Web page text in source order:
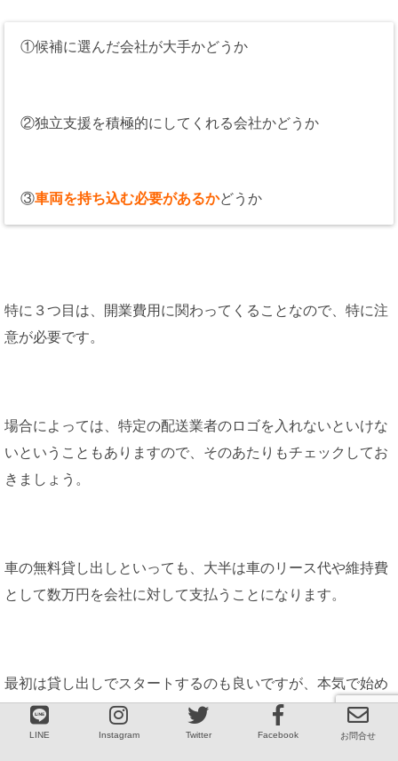
①候補に選んだ会社が大手かどうか
②独立支援を積極的にしてくれる会社かどうか
③車両を持ち込む必要があるかどうか
特に３つ目は、開業費用に関わってくることなので、特に注
意が必要です。
場合によっては、特定の配送業者のロゴを入れないといけな
いということもありますので、そのあたりもチェックしてお
きましょう。
車の無料貸し出しといっても、大半は車のリース代や維持費
として数万円を会社に対して支払うことになります。
最初は貸し出しでスタートするのも良いですが、本気で始め
るなら自分の気に入った車を中古で探しても良いかもしれま
せんね。
LINE Instagram Twitter Facebook お問合せ